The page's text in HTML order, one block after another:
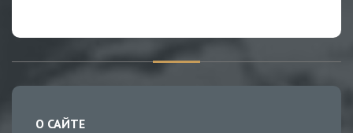
О САЙТЕ